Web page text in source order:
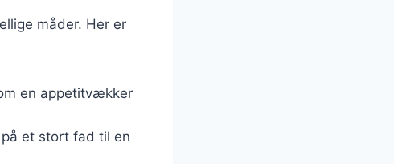
måder. Her er
en appetitvækker
et stort fad til en